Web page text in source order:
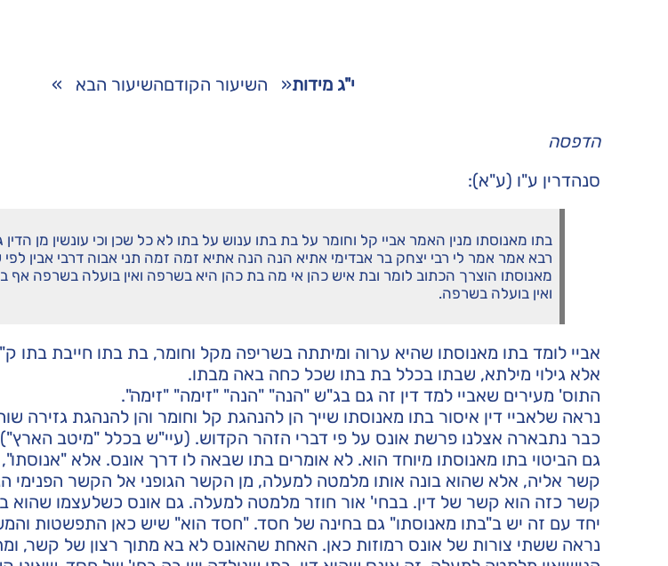
י"ג מידות« השיעור הקודםהשיעור הבא »
הדפסה
סנהדרין ע"ו (ע"א):
בתו מאנוסתו מנין האמר אביי קל וחומר על בת בתו ענוש על בתו לא כל שכן וכי עונשין מן
רבא אמר אמר לי רבי יצחק בר אבדימי אתיא הנה הנה אתיא זמה זמה תני אבוה דרבי אבין
מאנוסתו הוצרך הכתוב לומר ובת איש כהן אי מה בת כהן היא בשרפה ואין בועלה בשרפה אף
ואין בועלה בשרפה.
אביי לומד בתו מאנוסתו שהיא ערוה ומיתתה בשריפה מקל וחומר, בת בתו חייבת בתו
אלא גילוי מילתא, שבתו בכלל בת בתו שכל כחה באה מבתו.
התוס' מעירים שאביי למד דין זה גם בג"ש "הנה" "הנה" "זימה" "זימה".
נראה שלאביי דין איסור בתו מאנוסתו שייך הן להנהגת קל וחומר והן להנהגת גזירה
כבר נתבארה אצלנו פרשת אונס על פי דברי הזהר הקדוש. (עיי"ש בכלל "מיטב הארץ")
גם הביטוי בתו מאנוסתו מיוחד הוא. לא אומרים בתו שבאה לו דרך אונס. אלא
קשר אליה, אלא שהוא בונה אותו מלמטה למעלה, מן הקשר הגופני אל הקשר הפנימי
קשר כזה הוא קשר של דין. בבחי' אור חוזר מלמטה למעלה. גם אונס כשלעצמו שהוא
יחד עם זה יש ב"בתו מאנוסתו" גם בחינה של חסד. "חסד הוא" שיש כאן התפשטות
נראה ששתי צורות של אונס רמוזות כאן. האחת שהאונס לא בא מתוך רצון של קשר,